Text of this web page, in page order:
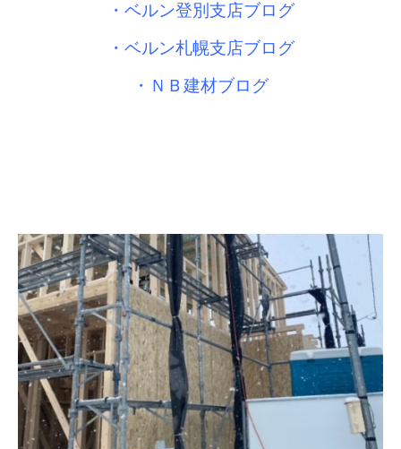
・ ベルン登別支店ブログ
・ ベルン札幌支店ブログ
・ ＮＢ建材ブログ